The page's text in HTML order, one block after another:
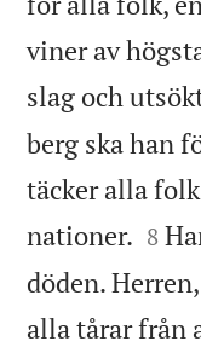
viner av
slag och
berg ska han
täcker alla
nationer. 

8
döden.
alla tårar från